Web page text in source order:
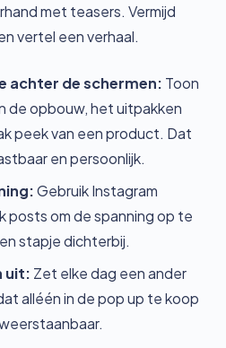
met teasers. Vermijd
vertel een verhaal.
achter de schermen: Toon
de opbouw, het uitpakken
peek van een product. Dat
en persoonlijk.
Gebruik Instagram
posts om de spanning op te
stapje dichterbij.
uit: Zet elke dag een ander
alléén in de pop up te koop